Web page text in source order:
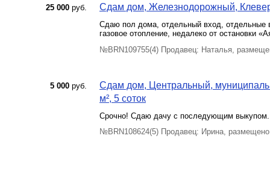
25 000 руб. Сдам дом, Железнодорожный,
Сдаю пол дома, отдельный вход, отдельные
газовое отопление, недалеко от остановки
№BRN109755(4) Продавец: Наталья,
5 000 руб.
Сдам дом, Центральный,
м², 5 соток
Срочно! Сдаю дачу с последующим
№BRN108624(5) Продавец: Ирина,